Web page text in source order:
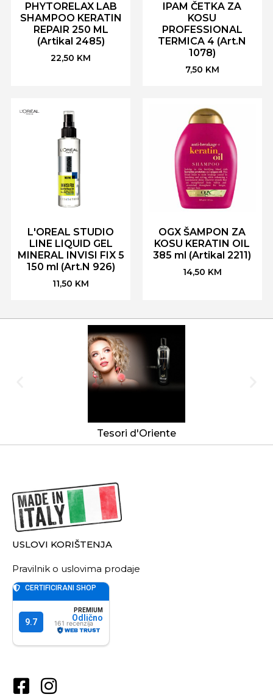
PHYTORELAX LAB
SHAMPOO KERATIN
REPAIR 250 ML
(Artikal 2485)
22,50 KM
IPAM ČETKA ZA
KOSU
PROFESSIONAL
TERMICA 4 (Art.N
1078)
7,50 KM
L'OREAL STUDIO
LINE LIQUID GEL
MINERAL INVISI FIX 5
150 ml (Art.N 926)
11,50 KM
OGX ŠAMPON ZA
KOSU KERATIN OIL
385 ml (Artikal 2211)
14,50 KM
Tesori d'Oriente
USLOVI KORIŠTENJA
Pravilnik o uslovima prodaje